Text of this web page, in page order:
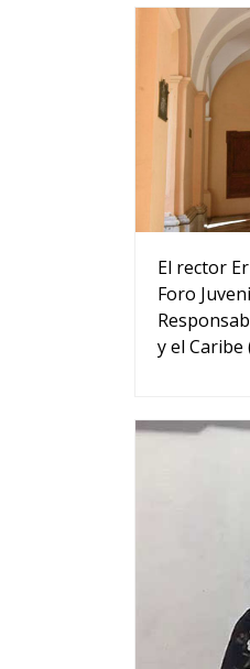
El rector
Foro
y el Caribe